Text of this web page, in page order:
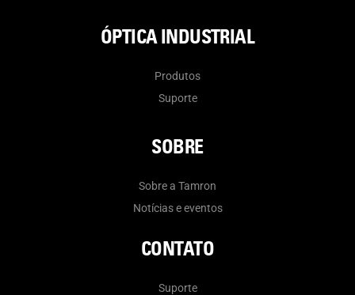
ÓPTICA INDUSTRIAL
Produtos
Suporte
SOBRE
Sobre a Tamron
Notícias e eventos
CONTATO
Suporte